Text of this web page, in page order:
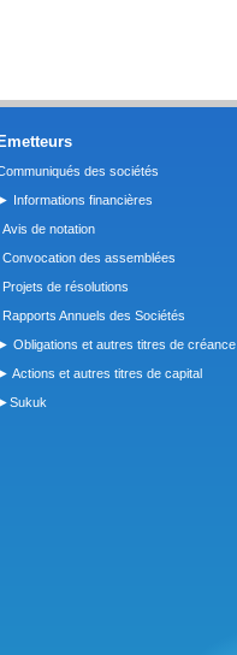
des sociétés
► Informations financières
Avis de notation
Convocation des assemblées
Projets de résolutions
Rapports Annuels des Sociétés
► Obligations et autres titres de créance
► Actions et autres titres de capital
►Sukuk